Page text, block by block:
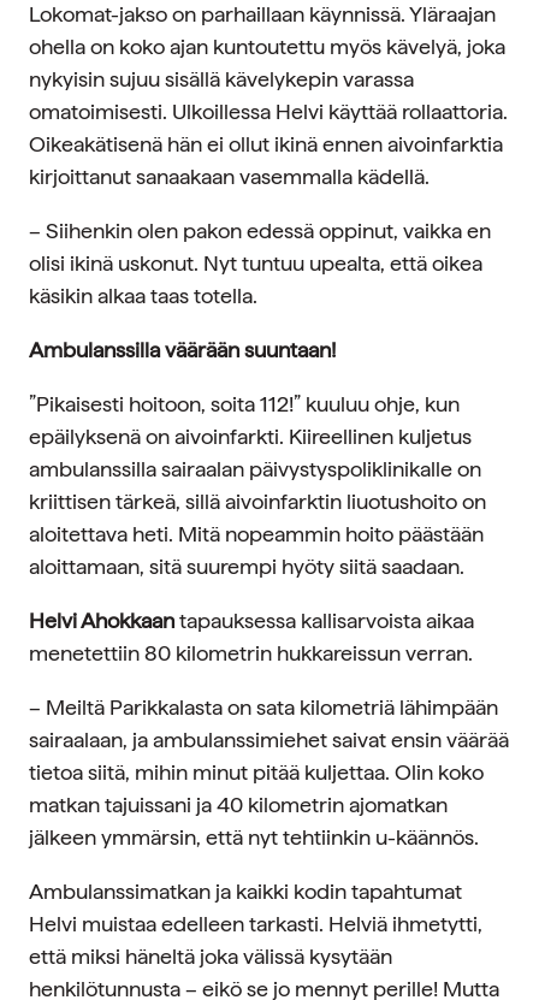
Lokomat-jakso on parhaillaan käynnissä. Yläraajan
ohella on koko ajan kuntoutettu myös kävelyä, joka
nykyisin sujuu sisällä kävelykepin varassa
omatoimisesti. Ulkoillessa Helvi käyttää rollaattoria.
Oikeakätisenä hän ei ollut ikinä ennen aivoinfarktia
kirjoittanut sanaakaan vasemmalla kädellä.
– Siihenkin olen pakon edessä oppinut, vaikka en
olisi ikinä uskonut. Nyt tuntuu upealta, että oikea
käsikin alkaa taas totella.
Ambulanssilla väärään suuntaan!
”Pikaisesti hoitoon, soita 112!” kuuluu ohje, kun
epäilyksenä on aivoinfarkti. Kiireellinen kuljetus
ambulanssilla sairaalan päivystyspoliklinikalle on
kriittisen tärkeä, sillä aivoinfarktin liuotushoito on
aloitettava heti. Mitä nopeammin hoito päästään
aloittamaan, sitä suurempi hyöty siitä saadaan.
Helvi Ahokkaantapauksessa kallisarvoista aikaa
menetettiin 80 kilometrin hukkareissun verran.
– Meiltä Parikkalasta on sata kilometriä lähimpään
sairaalaan, ja ambulanssimiehet saivat ensin väärää
tietoa siitä, mihin minut pitää kuljettaa. Olin koko
matkan tajuissani ja 40 kilometrin ajomatkan
jälkeen ymmärsin, että nyt tehtiinkin u-käännös.
Ambulanssimatkan ja kaikki kodin tapahtumat
Helvi muistaa edelleen tarkasti. Helviä ihmetytti,
että miksi häneltä joka välissä kysytään
henkilötunnusta – eikö se jo mennyt perille! Mutta